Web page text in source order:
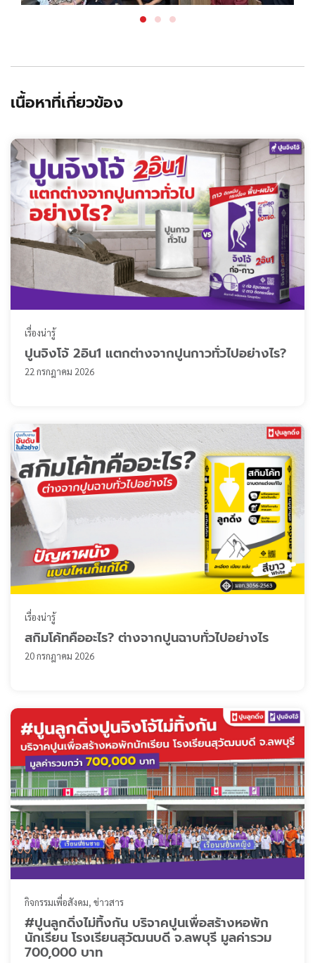
เนื้อหาที่เกี่ยวข้อง
เรื่องน่ารู้
ปูนจิงโจ้ 2อิน1 แตกต่างจากปูนกาวทั่วไปอย่างไร?
22 กรกฎาคม 2026
เรื่องน่ารู้
สกิมโค้ทคืออะไร? ต่างจากปูนฉาบทั่วไปอย่างไร
20 กรกฎาคม 2026
กิจกรรมเพื่อสังคม ข่าวสาร
#ปูนลูกดิ่งไม่ทิ้งกัน บริจาคปูนเพื่อสร้างหอพัก
นักเรียน โรงเรียนสุวัฒนบดี จ.ลพบุรี มูลค่ารวม
700,000 บาท